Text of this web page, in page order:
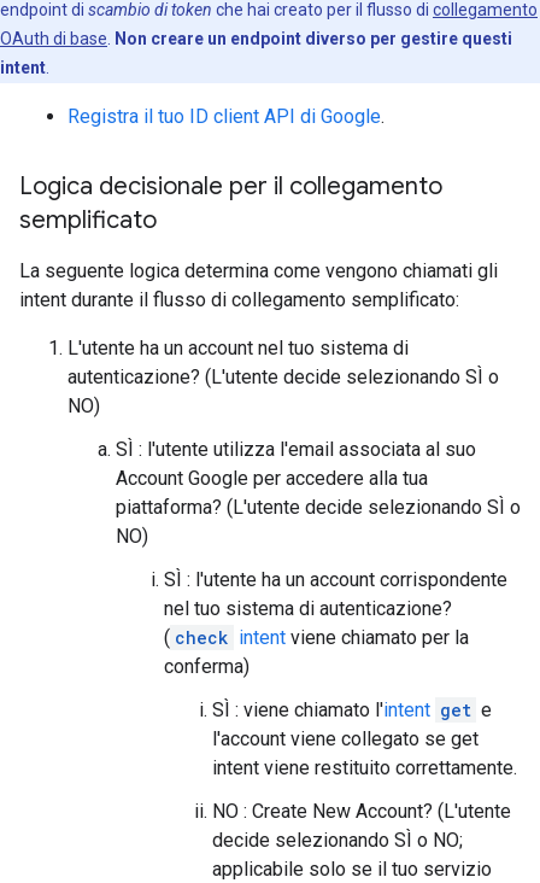
endpoint di scambio di token che hai creato per il flusso di collegamento
OAuth di base. Non creare un endpoint diverso per gestire questi
intent.
Registra il tuo ID client API di Google.
Logica decisionale per il collegamento
semplificato
La seguente logica determina come vengono chiamati gli
intent durante il flusso di collegamento semplificato:
L'utente ha un account nel tuo sistema di
autenticazione? (L'utente decide selezionando SÌ o
NO)
SÌ : l'utente utilizza l'email associata al suo
Account Google per accedere alla tua
piattaforma? (L'utente decide selezionando SÌ o
NO)
SÌ : l'utente ha un account corrispondente
nel tuo sistema di autenticazione?
( check intent viene chiamato per la
conferma)
SÌ : viene chiamato l'intent get e
l'account viene collegato se get
intent viene restituito correttamente.
NO : Create New Account? (L'utente
decide selezionando SÌ o NO;
applicabile solo se il tuo servizio